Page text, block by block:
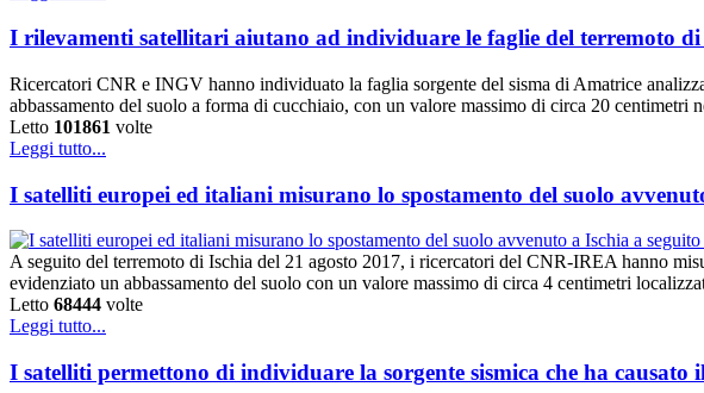
I rilevamenti satellitari aiutano ad individuare le faglie del terremoto di
Ricercatori CNR e INGV hanno individuato la faglia sorgente del sisma di Amatrice
abbassamento del suolo a forma di cucchiaio, con un valore massimo di circa 20
Letto 101861 volte
Leggi tutto...
I satelliti europei ed italiani misurano lo spostamento del suolo
A seguito del terremoto di Ischia del 21 agosto 2017, i ricercatori del CNR-IREA hanno
evidenziato un abbassamento del suolo con un valore massimo di circa 4 centimetri
Letto 68444 volte
Leggi tutto...
I satelliti permettono di individuare la sorgente sismica che ha causato